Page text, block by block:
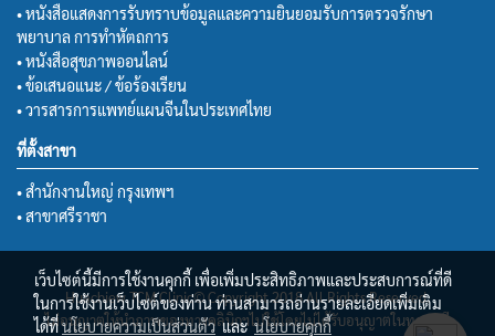
• หนังสือแสดงการรับทราบข้อมูลและความยินยอมรับการตรวจรักษา
พยาบาล การทำหัตถการ
• หนังสือสุขภาพออนไลน์
• ข้อเสนอแนะ / ข้อร้องเรียน
• วารสารการแพทย์แผนจีนในประเทศไทย
ที่ตั้งสาขา
• สำนักงานใหญ่ กรุงเทพฯ
• สาขาศรีราชา
Huachiew TCM Clinic© Copyright 2018 All Rights Reserved.
ไม่อนุญาตให้นำภาพของทางคลินิกฯไปใช้โดยไม่ได้รับอนุญาตในทุกกรณี
เว็บไซต์นี้มีการใช้งานคุกกี้ เพื่อเพิ่มประสิทธิภาพและประสบการณ์ที่ดี
ในการใช้งานเว็บไซต์ของท่าน ท่านสามารถอ่านรายละเอียดเพิ่มเติม
ได้ที่นโยบายความเป็นส่วนตัวและนโยบายคุกกี้